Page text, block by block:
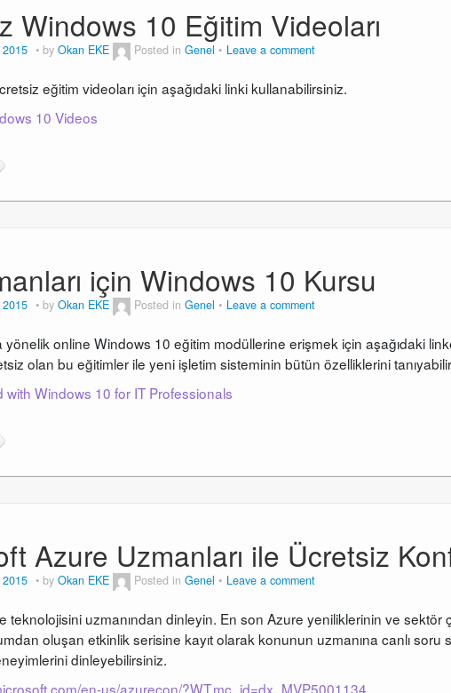
Windows 10 Eğitim Videoları
by Okan EKE Posted in Genel Leave a comment
eğitim videoları için aşağıdaki linki kullanabilirsiniz.
10 Videos
için Windows 10 Kursu
by Okan EKE Posted in Genel Leave a comment
yönelik online Windows 10 eğitim modüllerine erişmek için aşağıdaki
olan bu eğitimler ile yeni işletim sisteminin bütün özelliklerini
with Windows 10 for IT Professionals
Azure Uzmanları ile Ücretsiz
by Okan EKE Posted in Genel Leave a comment
teknolojisini uzmanından dinleyin. En son Azure yeniliklerinin ve sektör
oluşan etkinlik serisine kayıt olarak konunun uzmanına canlı soru
dinleyebilirsiniz.
en-us/azurecon/?WT.mc_id=dx_MVP5001134